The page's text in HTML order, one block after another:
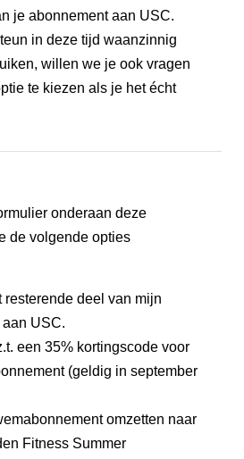
je abonnement aan USC.
in deze tijd waanzinnig
willen we je ook vragen
te kiezen als je het écht
onderaan deze
de volgende opties
resterende deel van mijn
USC.
een 35% kortingscode voor
(geldig in september
omzetten naar
Fitness Summer